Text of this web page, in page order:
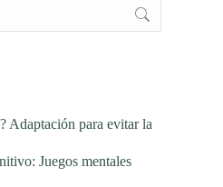
Adaptación para evitar la
Juegos mentales